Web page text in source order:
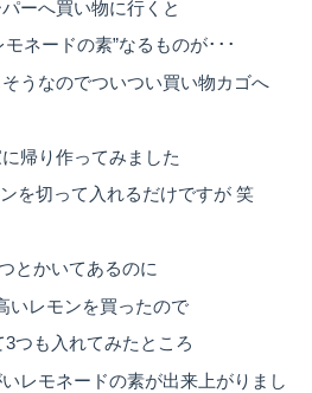
ーへ買い物に行くと
ネードの素”なるものが･･･
うなのでついつい買い物カゴへ
帰り作ってみました
を切って入れるだけですが 笑
とかいてあるのに
いレモンを買ったので
つも入れてみたところ
レモネードの素が出来上がりまし